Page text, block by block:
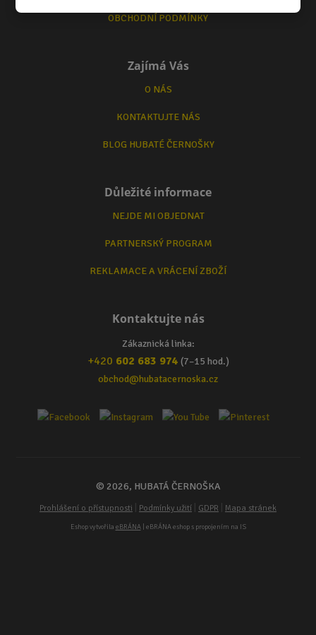
OBCHODNÍ PODMÍNKY
Zajímá Vás
O NÁS
KONTAKTUJTE NÁS
BLOG HUBATÉ ČERNOŠKY
Důležité informace
NEJDE MI OBJEDNAT
PARTNERSKÝ PROGRAM
REKLAMACE A VRÁCENÍ ZBOŽÍ
Kontaktujte nás
Zákaznická linka:
+420 602 683 974 (7–15 hod.)
obchod@hubatacernoska.cz
© 2026, HUBATÁ ČERNOŠKA
Prohlášení o přístupnosti Podmínky užití GDPR Mapa stránek
Eshop vytvořila eBRÁNA| eBRÁNA eshop s propojením na IS